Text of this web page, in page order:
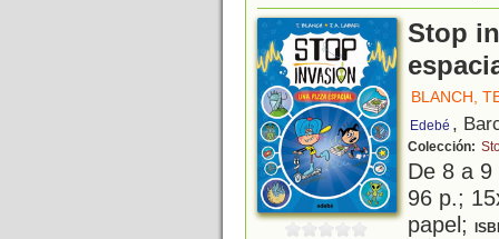
Stop
BLANCH,
Edebé ,
Colección:
De 8 a
96 p.;
papel;